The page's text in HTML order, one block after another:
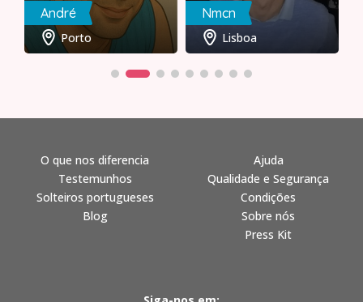
André
Porto
Nmcn
Lisboa
O que nos diferencia
Testemunhos
Solteiros portugueses
Blog
Ajuda
Qualidade e Segurança
Condições
Sobre nós
Press Kit